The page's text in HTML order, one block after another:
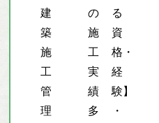
建
築
施
工
管
理
の
施
工
実
績
多
る
資
格・
経
験】
・